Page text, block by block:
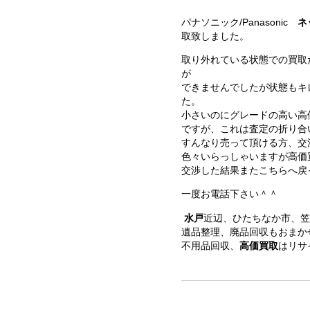
パナソニック/Panasonic ネ
取致しました。
取り外れている状態での買
が
できませんでしたが状態も
た。
小さいのにグレードの高い
ですが、これは査定の折り
すんなり売って頂ける方、交
色々いらっしゃいますが高
交渉した結果またこちらへ戻
一度お電話下さい＾＾
水戸近辺、ひたちなか市、
遺品整理、廃品回収もおまか
不用品回収、 高価買取はリサ